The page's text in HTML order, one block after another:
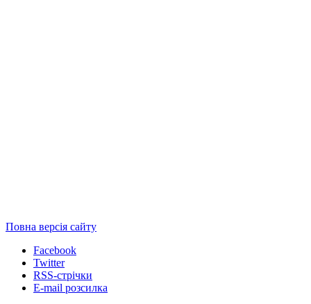
Повна версія сайту
Facebook
Twitter
RSS-стрічки
E-mail розсилка